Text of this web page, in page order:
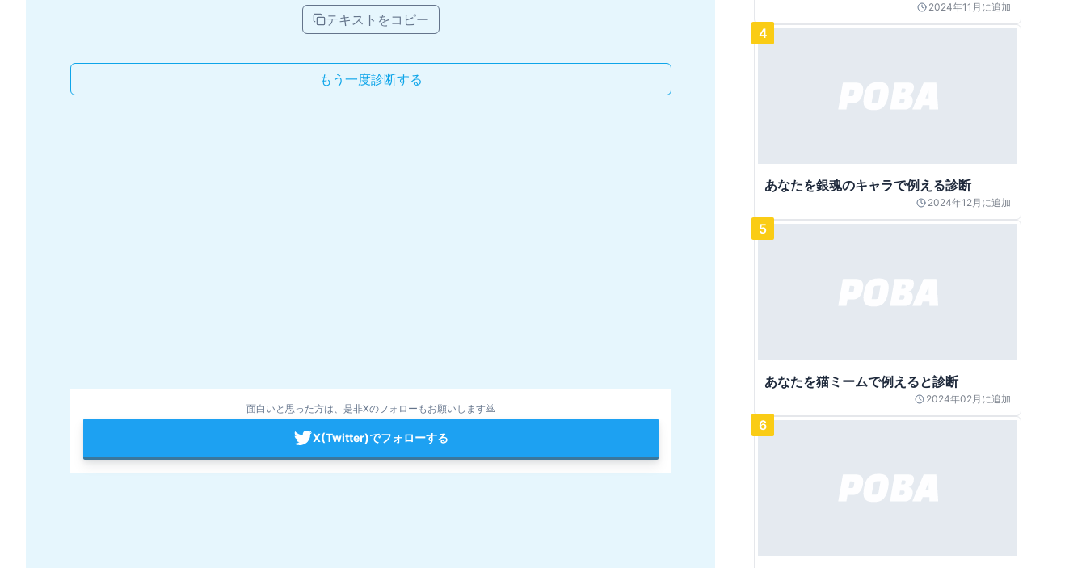
テキストをコピー
もう一度診断する
面白いと思った方は、是非Xのフォローもお願いします🙇
X(Twitter)でフォローする
2024年11月 に追加
4
あなたを銀魂のキャラで例える診断
2024年12月 に追加
5
あなたを猫ミームで例えると診断
2024年02月 に追加
6